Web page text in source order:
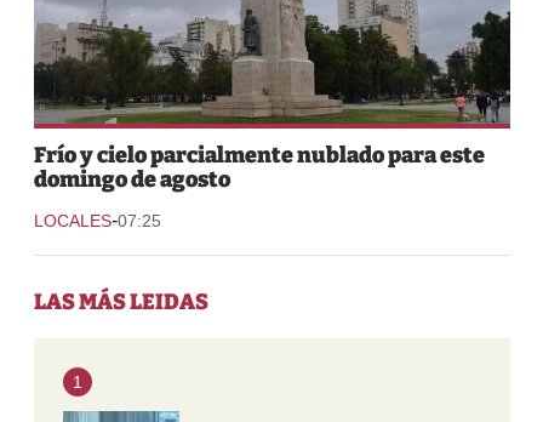
Frío y cielo parcialmente nublado para este
domingo de agosto
LOCALES-07:25
LAS MÁS LEIDAS
1